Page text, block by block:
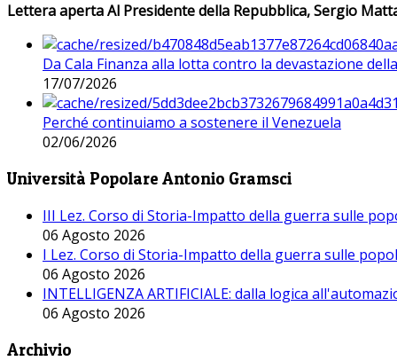
Lettera aperta Al Presidente della Repubblica, Sergio
Da Cala Finanza alla lotta contro la devastazione
17/07/2026
Perché continuiamo a sostenere il Venezuela
02/06/2026
Università Popolare Antonio Gramsci
III Lez. Corso di Storia-Impatto della guerra sulle
06 Agosto 2026
I Lez. Corso di Storia-Impatto della guerra sulle
06 Agosto 2026
INTELLIGENZA ARTIFICIALE: dalla logica
06 Agosto 2026
Archivio